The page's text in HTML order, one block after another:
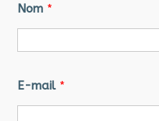
Nom *
E-mail *